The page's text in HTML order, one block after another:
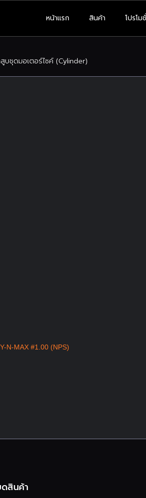
หน้าแรก สินค้า โปรโม
บชุดมอเตอร์ไซค์ (Cylinder)
ดสินค้า